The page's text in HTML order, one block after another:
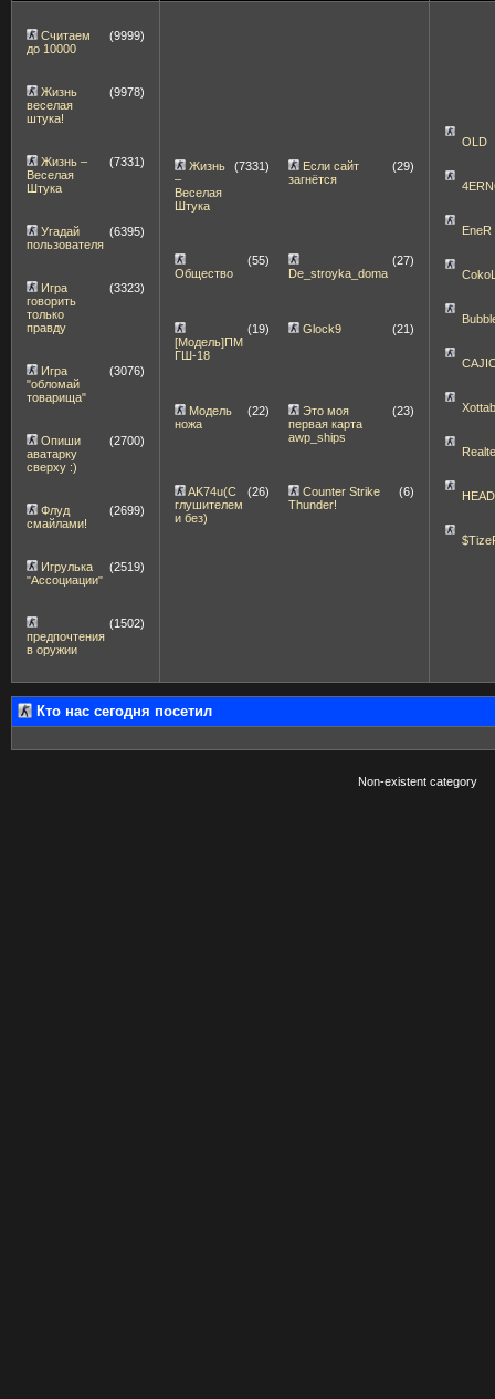
Считаем
до 10000
(9999)
Жизнь
веселая
штука!
(9978)
Жизнь –
Веселая
Штука
(7331)
Угадай
пользователя
(6395)
Игра
говорить
только
правду
(3323)
Игра
"обломай
товарища"
(3076)
Опиши
аватарку
сверху :)
(2700)
Флуд
смайлами!
(2699)
Игрулька
"Ассоциации"
(2519)
предпочтения
в оружии
(1502)
Жизнь
–
Веселая
Штука
(7331)
Если сайт
загнётся
(29)
Общество
(55)
De_stroyka_doma
(27)
[Модель]ПМ
ГШ-18
(19) Glock9 (21)
Модель
ножа
(22)
Это моя
первая карта
awp_ships
(23)
AK74u(С
глушителем
и без)
(26)
Counter Strike
Thunder!
(6)
OLD
EneR
Кто нас сегодня посетил
Non-existent category